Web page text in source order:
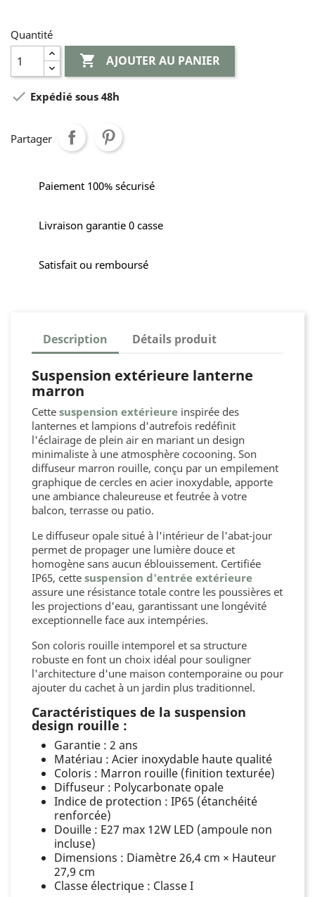
Quantité
 AJOUTER AU PANIER
 Expédié sous 48h
Partager
Paiement 100% sécurisé
Livraison garantie 0 casse
Satisfait ou remboursé
Description Détails produit
Suspension extérieure lanterne
marron
Cette suspension extérieure inspirée des
lanternes et lampions d'autrefois redéfinit
l'éclairage de plein air en mariant un design
minimaliste à une atmosphère cocooning. Son
diffuseur marron rouille, conçu par un empilement
graphique de cercles en acier inoxydable, apporte
une ambiance chaleureuse et feutrée à votre
balcon, terrasse ou patio.
Le diffuseur opale situé à l'intérieur de l'abat-jour
permet de propager une lumière douce et
homogène sans aucun éblouissement. Certifiée
IP65, cette suspension d'entrée extérieure
assure une résistance totale contre les poussières et
les projections d'eau, garantissant une longévité
exceptionnelle face aux intempéries.
Son coloris rouille intemporel et sa structure
robuste en font un choix idéal pour souligner
l'architecture d'une maison contemporaine ou pour
ajouter du cachet à un jardin plus traditionnel.
Caractéristiques de la suspension
design rouille :
Garantie : 2 ans
Matériau : Acier inoxydable haute qualité
Coloris : Marron rouille (finition texturée)
Diffuseur : Polycarbonate opale
Indice de protection : IP65 (étanchéité
renforcée)
Douille : E27 max 12W LED (ampoule non
incluse)
Dimensions : Diamètre 26,4 cm × Hauteur
27,9 cm
Classe électrique : Classe I